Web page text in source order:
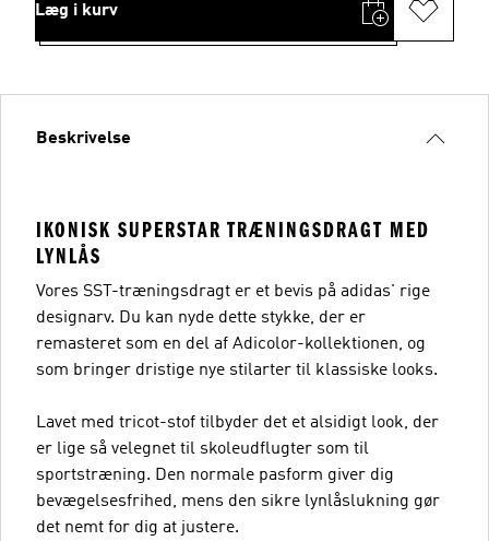
Læg i kurv
Beskrivelse
IKONISK SUPERSTAR TRÆNINGSDRAGT MED
LYNLÅS
Vores SST-træningsdragt er et bevis på adidas' rige
designarv. Du kan nyde dette stykke, der er
remasteret som en del af Adicolor-kollektionen, og
som bringer dristige nye stilarter til klassiske looks.
Lavet med tricot-stof tilbyder det et alsidigt look, der
er lige så velegnet til skoleudflugter som til
sportstræning. Den normale pasform giver dig
bevægelsesfrihed, mens den sikre lynlåslukning gør
det nemt for dig at justere.